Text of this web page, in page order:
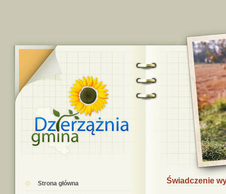
Strona główna Świadczenie